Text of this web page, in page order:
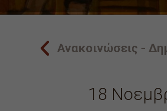
Ανακοινώσεις -
18